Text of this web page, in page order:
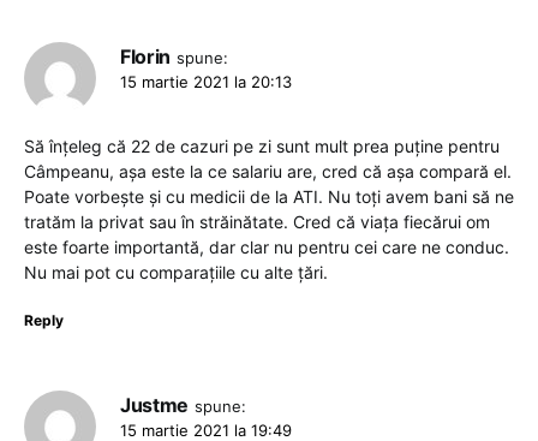
Florin spune:
15 martie 2021 la 20:13
Să înțeleg că 22 de cazuri pe zi sunt mult prea puține pentru
Câmpeanu, așa este la ce salariu are, cred că așa compară el.
Poate vorbește și cu medicii de la ATI. Nu toți avem bani să ne
tratăm la privat sau în străinătate. Cred că viața fiecărui om
este foarte importantă, dar clar nu pentru cei care ne conduc.
Nu mai pot cu comparațiile cu alte țări.
Reply
Justme spune:
15 martie 2021 la 19:49